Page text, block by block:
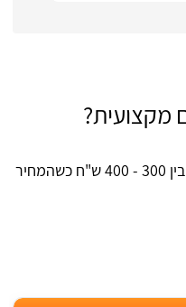
מקצועית?
מחיר צביעת מזגנים מקצועית נעה בין 300 - 400 ש"ח כשהמחיר